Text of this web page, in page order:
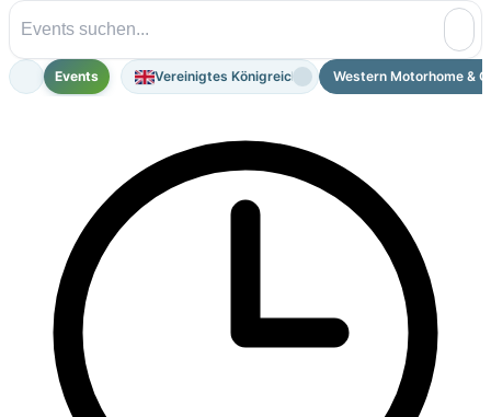
Events Vereinigtes Königreich Western Motorhome &